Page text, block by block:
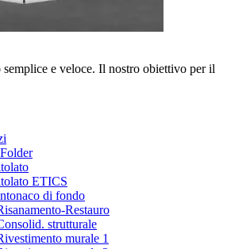
e veloce. Il nostro obiettivo per il
ETICS
di fondo
Restauro
strutturale
murale 1